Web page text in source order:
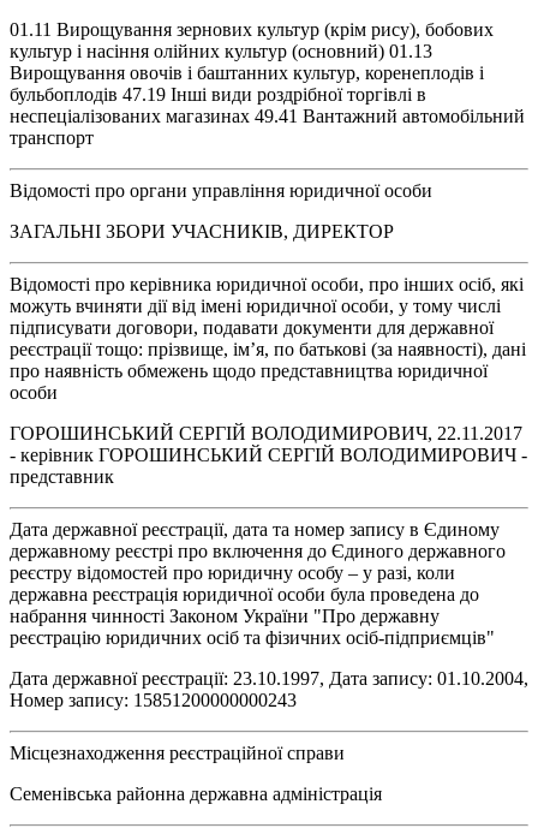
01.11 Вирощування зернових культур (крім рису), бобових
культур і насіння олійних культур (основний) 01.13
Вирощування овочів і баштанних культур, коренеплодів і
бульбоплодів 47.19 Інші види роздрібної торгівлі в
неспеціалізованих магазинах 49.41 Вантажний автомобільний
транспорт
Відомості про органи управління юридичної особи
ЗАГАЛЬНІ ЗБОРИ УЧАСНИКІВ, ДИРЕКТОР
Відомості про керівника юридичної особи, про інших осіб, які
можуть вчиняти дії від імені юридичної особи, у тому числі
підписувати договори, подавати документи для державної
реєстрації тощо: прізвище, ім’я, по батькові (за наявності), дані
про наявність обмежень щодо представництва юридичної
особи
ГОРОШИНСЬКИЙ СЕРГІЙ ВОЛОДИМИРОВИЧ, 22.11.2017
- керівник ГОРОШИНСЬКИЙ СЕРГІЙ ВОЛОДИМИРОВИЧ -
представник
Дата державної реєстрації, дата та номер запису в Єдиному
державному реєстрі про включення до Єдиного державного
реєстру відомостей про юридичну особу – у разі, коли
державна реєстрація юридичної особи була проведена до
набрання чинності Законом України "Про державну
реєстрацію юридичних осіб та фізичних осіб-підприємців"
Дата державної реєстрації: 23.10.1997, Дата запису: 01.10.2004,
Номер запису: 15851200000000243
Місцезнаходження реєстраційної справи
Семенівська районна державна адміністрація